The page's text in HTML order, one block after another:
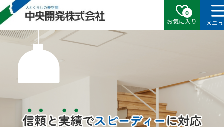
0
お気に入り
メニ